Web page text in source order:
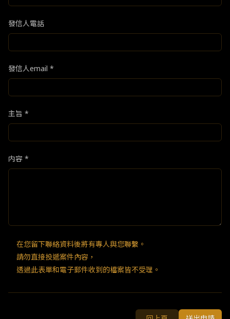
發信人電話
發信人email *
主旨 *
内容 *
在您留下聯絡資料後將有專人與您聯繫。
請勿直接投遞案件內容，
透過此表單和電子郵件收到的檔案皆不受理。